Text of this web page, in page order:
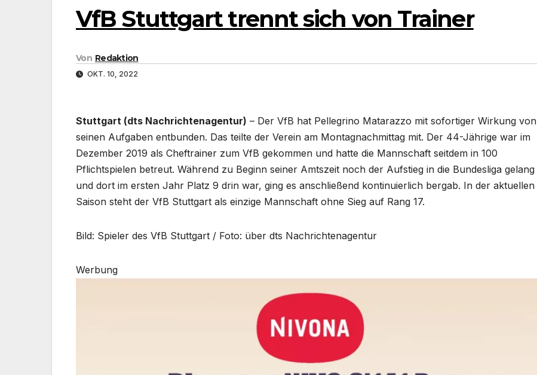
VfB Stuttgart trennt sich von Trainer
Von Redaktion
OKT. 10, 2022
Stuttgart (dts Nachrichtenagentur) – Der VfB hat Pellegrino Matarazzo mit sofortiger Wirkung von
seinen Aufgaben entbunden. Das teilte der Verein am Montagnachmittag mit. Der 44-Jährige war im
Dezember 2019 als Cheftrainer zum VfB gekommen und hatte die Mannschaft seitdem in 100
Pflichtspielen betreut. Während zu Beginn seiner Amtszeit noch der Aufstieg in die Bundesliga gelang
und dort im ersten Jahr Platz 9 drin war, ging es anschließend kontinuierlich bergab. In der aktuellen
Saison steht der VfB Stuttgart als einzige Mannschaft ohne Sieg auf Rang 17.
Bild: Spieler des VfB Stuttgart / Foto: über dts Nachrichtenagentur
Werbung